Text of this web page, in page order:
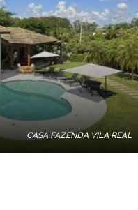
CASA FAZENDA VILA REAL